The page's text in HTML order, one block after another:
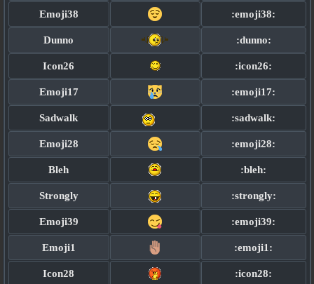
:emoji38:
Emoji38
:dunno:
Dunno
:icon26:
Icon26
:emoji17:
Emoji17
:sadwalk:
Sadwalk
:emoji28:
Emoji28
:bleh:
Bleh
:strongly:
Strongly
:emoji39:
Emoji39
:emoji1:
Emoji1
:icon28:
Icon28